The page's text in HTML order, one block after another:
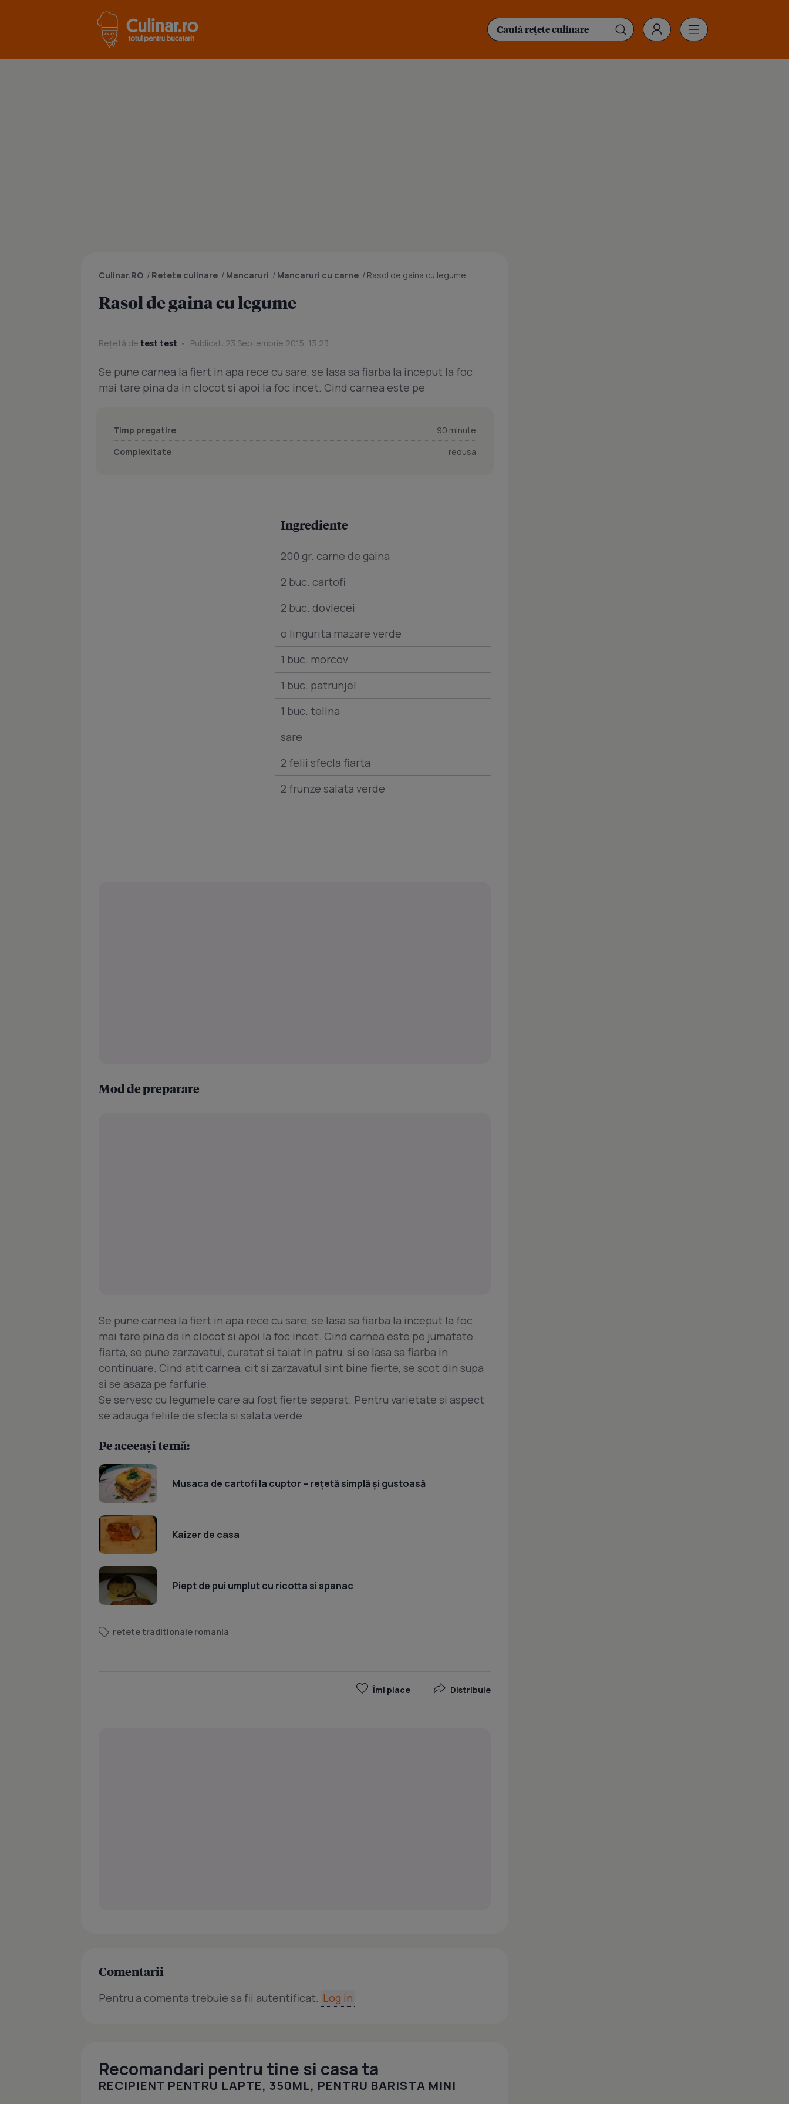
Culinar.RO / Retete culinare / Mancaruri / Mancaruri cu carne / Rasol de gaina cu legume
Rasol de gaina cu legume
Rețetă de test test Publicat: 23 Septembrie 2015, 13:23
Se pune carnea la fiert in apa rece cu sare, se lasa sa fiarba la inceput la foc
mai tare pina da in clocot si apoi la foc incet. Cind carnea este pe
Timp pregatire
90 minute
Complexitate
redusa
Ingrediente
200 gr. carne de gaina
2 buc. cartofi
2 buc. dovlecei
o lingurita mazare verde
1 buc. morcov
1 buc. patrunjel
1 buc. telina
sare
2 felii sfecla fiarta
2 frunze salata verde
Mod de preparare
Se pune carnea la fiert in apa rece cu sare, se lasa sa fiarba la inceput la foc
mai tare pina da in clocot si apoi la foc incet. Cind carnea este pe jumatate
fiarta, se pune zarzavatul, curatat si taiat in patru, si se lasa sa fiarba in
continuare. Cind atit carnea, cit si zarzavatul sint bine fierte, se scot din supa
si se asaza pe farfurie.
Se servesc cu legumele care au fost fierte separat. Pentru varietate si aspect
se adauga feliile de sfecla si salata verde.
Pe aceeași temă:
Musaca de cartofi la cuptor – rețetă simplă și gustoasă
Kaizer de casa
Piept de pui umplut cu ricotta si spanac
retete traditionale romania
Îmi place Distribuie
Comentarii
Pentru a comenta trebuie sa fii autentificat. Log in
Recomandari pentru tine si casa ta
RECIPIENT PENTRU LAPTE, 350ML, PENTRU BARISTA MINI